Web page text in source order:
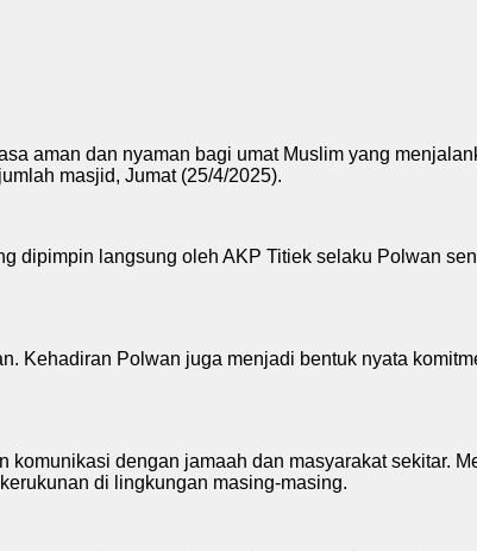
aman dan nyaman bagi umat Muslim yang
masjid, Jumat (25/4/2025).
dipimpin langsung oleh AKP Titiek selaku Polwan
Kehadiran Polwan juga menjadi bentuk nyata
dengan jamaah dan masyarakat sekitar.
di lingkungan masing-masing.